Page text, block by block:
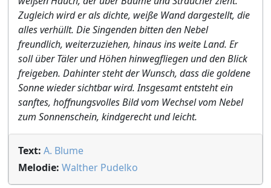
Zugleich wird er als dichte, weiße Wand dargestellt, die
alles verhüllt. Die Singenden bitten den Nebel
freundlich, weiterzuziehen, hinaus ins weite Land. Er
soll über Täler und Höhen hinwegfliegen und den Blick
freigeben. Dahinter steht der Wunsch, dass die goldene
Sonne wieder sichtbar wird. Insgesamt entsteht ein
sanftes, hoffnungsvolles Bild vom Wechsel vom Nebel
zum Sonnenschein, kindgerecht und leicht.
Text: A. Blume
Melodie: Walther Pudelko